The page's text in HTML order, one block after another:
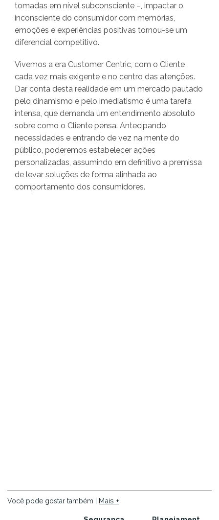
tomadas em nível subconsciente –, impactar o
inconsciente do consumidor com memórias,
emoções e experiências positivas tornou-se um
diferencial competitivo.
Vivemos a era Customer Centric, com o Cliente
cada vez mais exigente e no centro das atenções.
Dar conta desta realidade em um mercado pautado
pelo dinamismo e pelo imediatismo é uma tarefa
intensa, que demanda um entendimento absoluto
sobre como o Cliente pensa. Antecipando
necessidades e entrando de vez na mente do
público, poderemos estabelecer ações
personalizadas, assumindo em definitivo a premissa
de levar soluções de forma alinhada ao
comportamento dos consumidores.
Você pode gostar também | Mais +